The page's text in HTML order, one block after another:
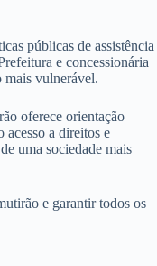
públicas de assistência
e concessionária
mais vulnerável.
oferece orientação
acesso a direitos e
uma sociedade mais
e garantir todos os